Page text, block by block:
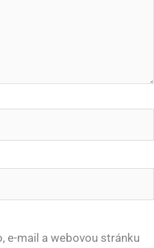
e-mail a webovou stránku